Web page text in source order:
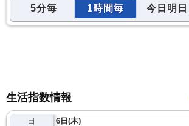
5分毎 1時間毎 今日明日
生活指数情報
日
6日(木)